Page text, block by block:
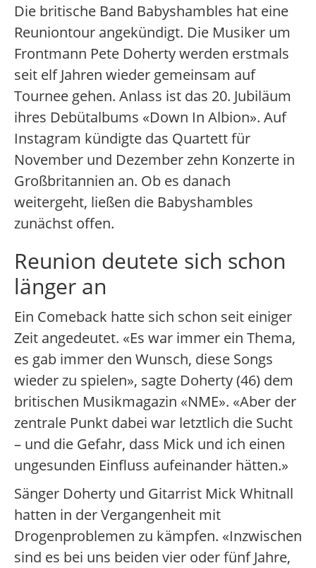
Die britische Band Babyshambles hat eine
Reuniontour angekündigt. Die Musiker um
Frontmann Pete Doherty werden erstmals
seit elf Jahren wieder gemeinsam auf
Tournee gehen. Anlass ist das 20. Jubiläum
ihres Debütalbums «Down In Albion». Auf
Instagram kündigte das Quartett für
November und Dezember zehn Konzerte in
Großbritannien an. Ob es danach
weitergeht, ließen die Babyshambles
zunächst offen.
Reunion deutete sich schon
länger an
Ein Comeback hatte sich schon seit einiger
Zeit angedeutet. «Es war immer ein Thema,
es gab immer den Wunsch, diese Songs
wieder zu spielen», sagte Doherty (46) dem
britischen Musikmagazin «NME». «Aber der
zentrale Punkt dabei war letztlich die Sucht
– und die Gefahr, dass Mick und ich einen
ungesunden Einfluss aufeinander hätten.»
Sänger Doherty und Gitarrist Mick Whitnall
hatten in der Vergangenheit mit
Drogenproblemen zu kämpfen. «Inzwischen
sind es bei uns beiden vier oder fünf Jahre,